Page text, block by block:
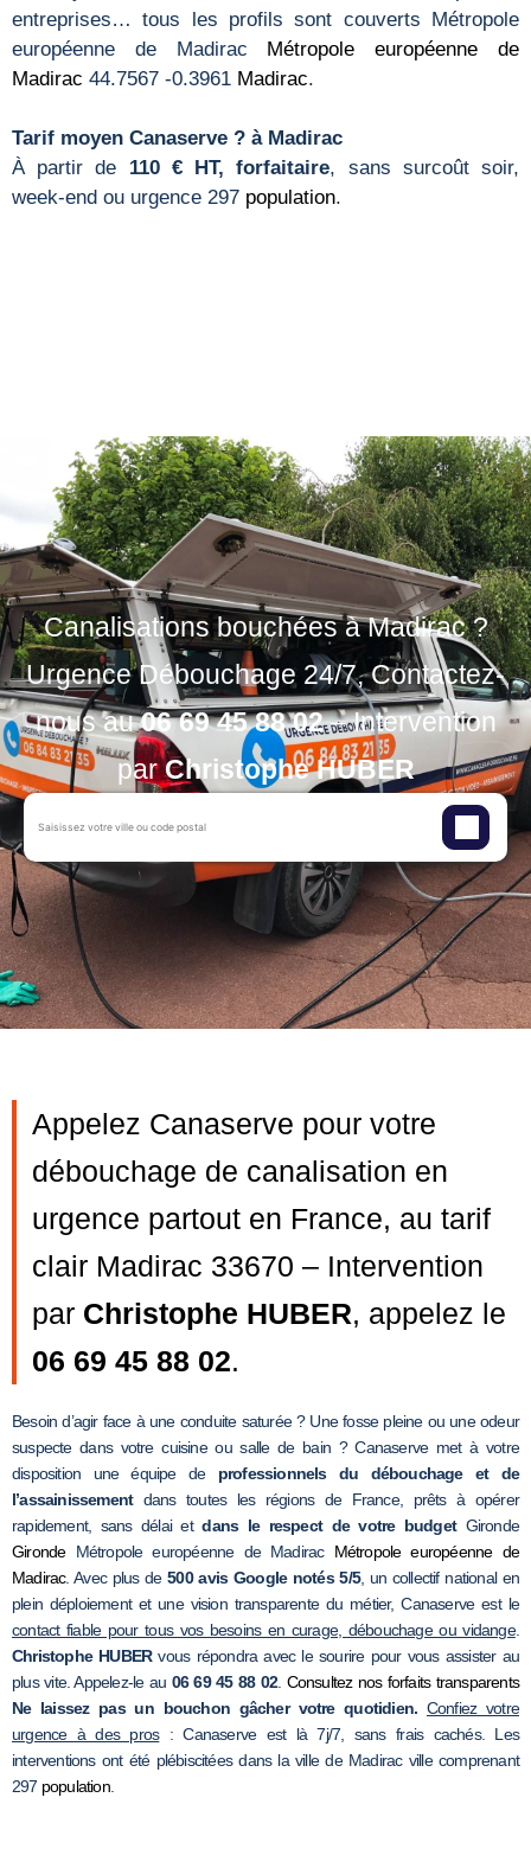
entreprises… tous les profils sont couverts Métropole
européenne de Madirac Métropole européenne de
Madirac 44.7567 -0.3961 Madirac.
Tarif moyen Canaserve ? à Madirac
À partir de 110 € HT, forfaitaire, sans surcoût soir,
week-end ou urgence 297 population.
Canalisations bouchées à Madirac ?
Urgence Débouchage 24/7, Contactez-
nous au06 69 45 88 02– Intervention
parChristophe HUBER
Appelez Canaserve pour votre
débouchage de canalisation en
urgence partout en France, au tarif
clair Madirac 33670 – Intervention
par Christophe HUBER, appelez le
06 69 45 88 02.
Besoin d’agir face à une conduite saturée ? Une fosse pleine ou une odeur
suspecte dans votre cuisine ou salle de bain ? Canaserve met à votre
disposition une équipe de professionnels du débouchage et de
l’assainissementdans toutes les régions de France, prêts à opérer
rapidement, sans délai etdans le respect de votre budgetGironde
GirondeMétropole européenne de Madirac Métropole européenne de
Madirac. Avec plus de500 avis Google notés 5/5, un collectif national en
plein déploiement et une vision transparente du métier, Canaserve est le
contact fiable pour tous vos besoins en curage, débouchage ou vidange.
Christophe HUBERvous répondra avec le sourire pour vous assister au
plus vite. Appelez-le au 06 69 45 88 02. Consultez nos forfaits transparents
Ne laissez pas un bouchon gâcher votre quotidien. Confiez votre
urgence à des pros: Canaserve est là 7j/7, sans frais cachés. Les
interventions ont été plébiscitées dans la ville de Madirac ville comprenant
297 population.